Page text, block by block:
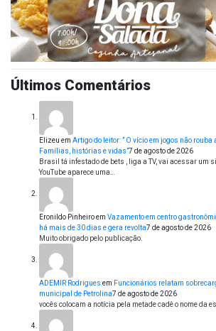
Últimos Comentários
Elizeu em Artigo do leitor: ” O vício em jogos não
Famílias, histórias e vidas”7 de agosto de 2026
Brasil tá infestado de bets , liga a TV, vai acessar um
YouTube aparece uma…
Eronildo Pinheiroem Vazamento em centro
há mais de 30 dias e gera revolta7 de agosto de 2026
Muito obrigado pelo publicação.
ADEMIR Rodrigues em Funcionários relatam
municipal de Petrolina7 de agosto de 2026
vocês colocam a notícia pela metade cadê o nome da